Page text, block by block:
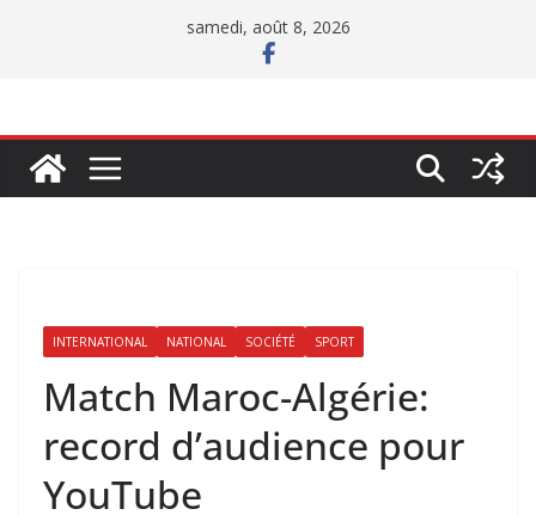
samedi, août 8, 2026
INTERNATIONAL NATIONAL SOCIÉTÉ SPORT
Match Maroc-Algérie:
record d’audience pour
YouTube